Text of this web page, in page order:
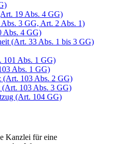
19 Abs. 4 GG)
3 GG, Art. 2 Abs. 1)
Abs. 4 GG)
(Art. 33 Abs. 1 bis 3 GG)
101 Abs. 1 GG)
Abs. 1 GG)
(Art. 103 Abs. 2 GG)
(Art. 103 Abs. 3 GG)
(Art. 104 GG)
Kanzlei für eine